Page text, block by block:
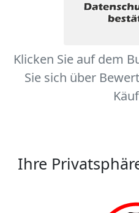
Klicken Sie auf dem
Sie sich über
Ihre